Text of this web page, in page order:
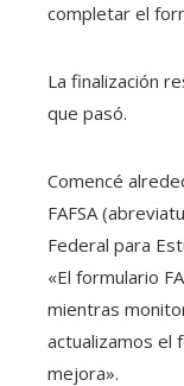
completar el
La finalización
que pasó.
Comencé
FAFSA
Federal para
«El formulario
mientras
actualizamos el
mejora».